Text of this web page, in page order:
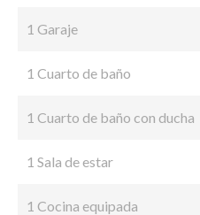
1 Garaje
1 Cuarto de baño
1 Cuarto de baño con ducha
1 Sala de estar
1 Cocina equipada